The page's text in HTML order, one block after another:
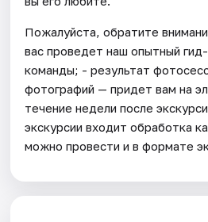
Пожалуйста, обратите
вас проведет наш опытный
команды; - результат
фотографий — придет вам на
течение недели после
экскурсии входит обработка
можно провести и в формате